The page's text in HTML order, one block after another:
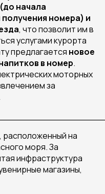
начала
номера) и
, что позволит им в
услугами курорта
предлагается новое
в номер.
моторных
за
расположенный на
моря. За
инфраструктура
магазины,